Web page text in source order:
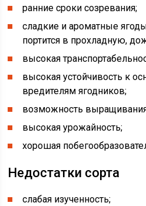
ранние сроки созревания;
сладкие и ароматные
портится в прохладную,
высокая
высокая устойчивость к
вредителям ягодников;
возможность
высокая урожайность;
хорошая
Недостатки сорта
слабая изученность;